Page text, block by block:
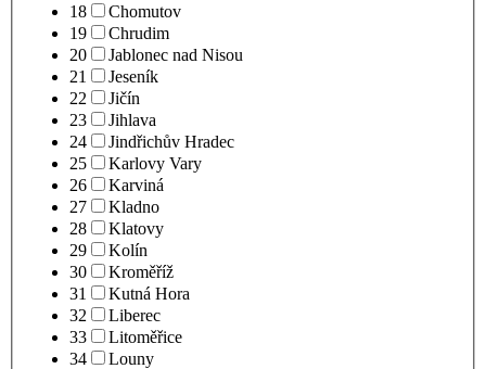
18
Chomutov
19
Chrudim
20
Jablonec nad Nisou
21
Jeseník
22
Jičín
23
Jihlava
24
Jindřichův Hradec
25
Karlovy Vary
26
Karviná
27
Kladno
28
Klatovy
29
Kolín
30
Kroměříž
31
Kutná Hora
32
Liberec
33
Litoměřice
34
Louny